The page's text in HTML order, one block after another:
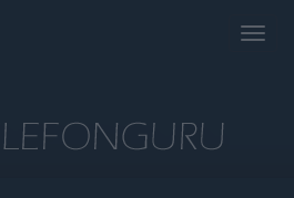
Toggle